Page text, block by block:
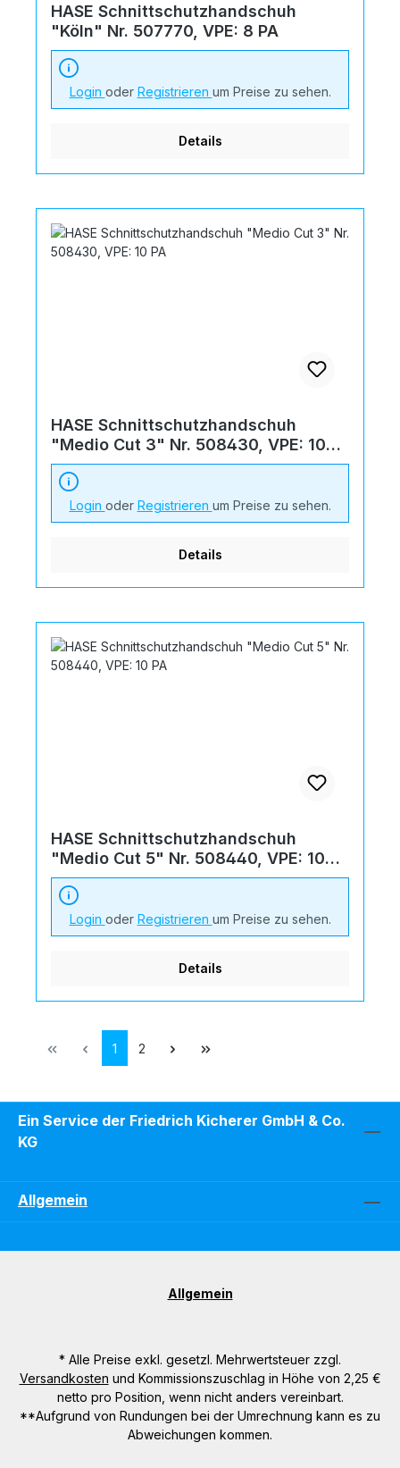
HASE Schnittschutzhandschuh
"Köln" Nr. 507770, VPE: 8 PA
Login oder Registrieren um Preise zu sehen.
Details
HASE Schnittschutzhandschuh
"Medio Cut 3" Nr. 508430, VPE: 10
PA
Login oder Registrieren um Preise zu sehen.
Details
HASE Schnittschutzhandschuh
"Medio Cut 5" Nr. 508440, VPE: 10
PA
Login oder Registrieren um Preise zu sehen.
Details
Seite
1 Seite
2
Ein Service der Friedrich Kicherer GmbH & Co.
KG
Allgemein
Allgemein
* Alle Preise exkl. gesetzl. Mehrwertsteuer zzgl.
Versandkosten und Kommissionszuschlag in Höhe von 2,25 €
netto pro Position, wenn nicht anders vereinbart.
**Aufgrund von Rundungen bei der Umrechnung kann es zu
Abweichungen kommen.